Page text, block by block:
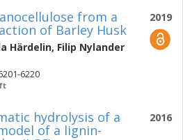
2019
from a
of Barley Husk
Härdelin, Filip Nylander
6220
2016
hydrolysis of a
of a lignin-